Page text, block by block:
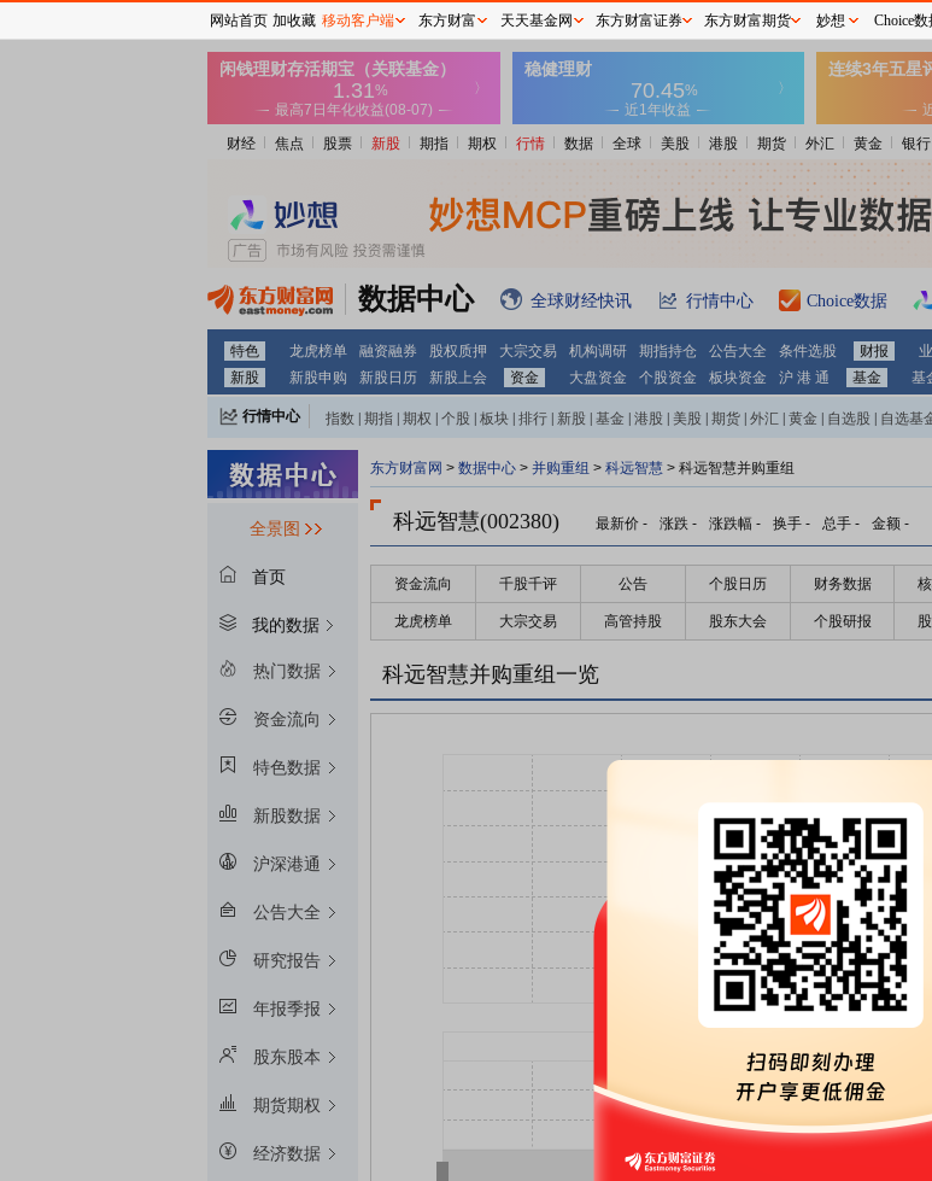
财经 焦点 股票 新股 期指 期权 行情 数据 全球 美股 港股 期货 外汇 黄金 银行
数据中心 全球财经快讯 行情中心 Choice数据
特色 龙虎榜单 融资融券 股权质押 大宗交易 机构调研 期指持仓 公告大全 条件选股 财报
新股
新股申购 新股日历 新股上会 资金 大盘资金 个股资金 板块资金 沪 港 通 基金 基
行情中心 指数 期指 期权 个股 板块 排行 新股 基金 港股 美股 期货 外汇 黄金 自选股 自选基
全景图
首页
我的数据
热门数据
资金流向
特色数据
新股数据
沪深港通
公告大全
研究报告
年报季报
股东股本
期货期权
经济数据
东方财富网 > 数据中心 > 并购重组 > 科远智慧 > 科远智慧并购重组
科远智慧(002380) 最新价 - 涨跌 - 涨跌幅 - 换手 - 总手 - 金额 -
资金流向 千股千评 公告 个股日历 财务数据
龙虎榜单 大宗交易 高管持股 股东大会 个股研报
科远智慧并购重组一览
网站首页 加收藏 移动客户端 东方财富 天天基金网 东方财富证券 东方财富期货 妙想 Choice数